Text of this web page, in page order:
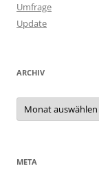
Umfrage
Update
ARCHIV
Archiv
META